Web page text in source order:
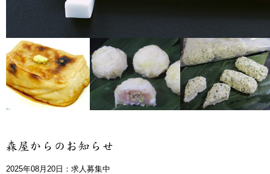
2025年08月20日：求人募集中